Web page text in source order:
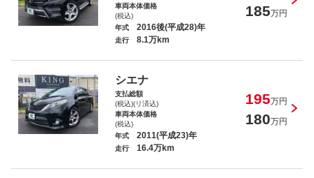
車両本体価格
(税込)
185万円
年式 2016後(平成28)年
走行 8.1万km
シエナ
支払総額
(税込)(リ済込)
195万円
車両本体価格
(税込)
180万円
年式 2011(平成23)年
走行 16.4万km